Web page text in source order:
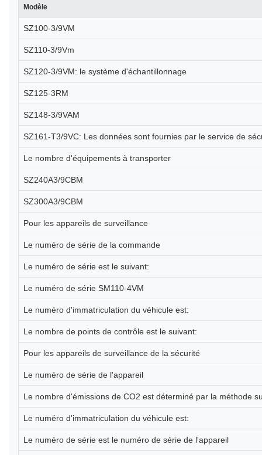
Modèle
SZ100-3/9VM
SZ110-3/9Vm
SZ120-3/9VM: le système d'échantillonnage
SZ125-3RM
SZ148-3/9VAM
SZ161-T3/9VC: Les données sont fournies par le service de
Le nombre d'équipements à transporter
SZ240A3/9CBM
SZ300A3/9CBM
Pour les appareils de surveillance
Le numéro de série de la commande
Le numéro de série est le suivant:
Le numéro de série SM110-4VM
Le numéro d'immatriculation du véhicule est:
Le nombre de points de contrôle est le suivant:
Pour les appareils de surveillance de la sécurité
Le numéro de série de l'appareil
Le nombre d'émissions de CO2 est déterminé par la méthode
Le numéro d'immatriculation du véhicule est:
Le numéro de série est le numéro de série de l'appareil